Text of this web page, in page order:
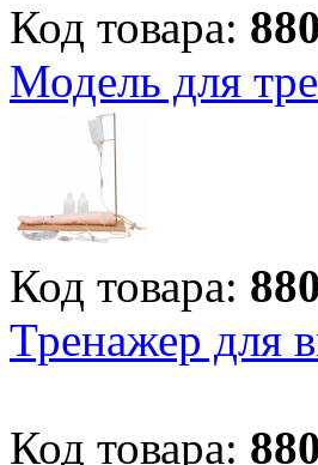
Код товара:
Модель для
Код товара:
Тренажер для
Код товара: